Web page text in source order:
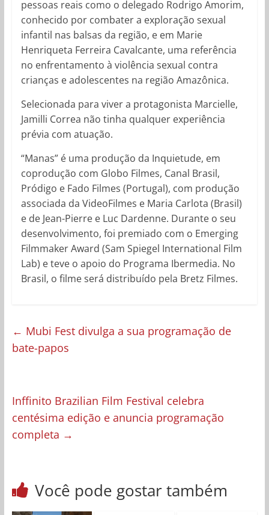
pessoas reais como o delegado Rodrigo Amorim,
conhecido por combater a exploração sexual
infantil nas balsas da região, e em Marie
Henriqueta Ferreira Cavalcante, uma referência
no enfrentamento à violência sexual contra
crianças e adolescentes na região Amazônica.
Selecionada para viver a protagonista Marcielle,
Jamilli Correa não tinha qualquer experiência
prévia com atuação.
“Manas” é uma produção da Inquietude, em
coprodução com Globo Filmes, Canal Brasil,
Pródigo e Fado Filmes (Portugal), com produção
associada da VideoFilmes e Maria Carlota (Brasil)
e de Jean-Pierre e Luc Dardenne. Durante o seu
desenvolvimento, foi premiado com o Emerging
Filmmaker Award (Sam Spiegel International Film
Lab) e teve o apoio do Programa Ibermedia. No
Brasil, o filme será distribuído pela Bretz Filmes.
← Mubi Fest divulga a sua programação de
bate-papos
Inffinito Brazilian Film Festival celebra
centésima edição e anuncia programação
completa →
Você pode gostar também